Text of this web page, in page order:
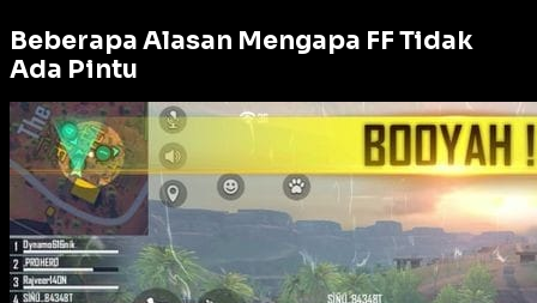
Beberapa Alasan Mengapa FF Tidak
Ada Pintu